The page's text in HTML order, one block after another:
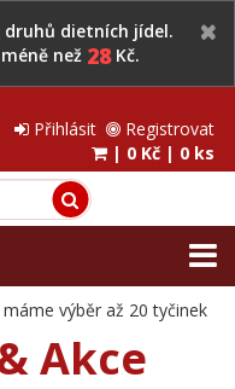
druhů dietních jídel.
než 28Kč.
Přihlásit
Registrovat
| 0 Kč | 0 ks
výběr až 20 tyčinek
Akce